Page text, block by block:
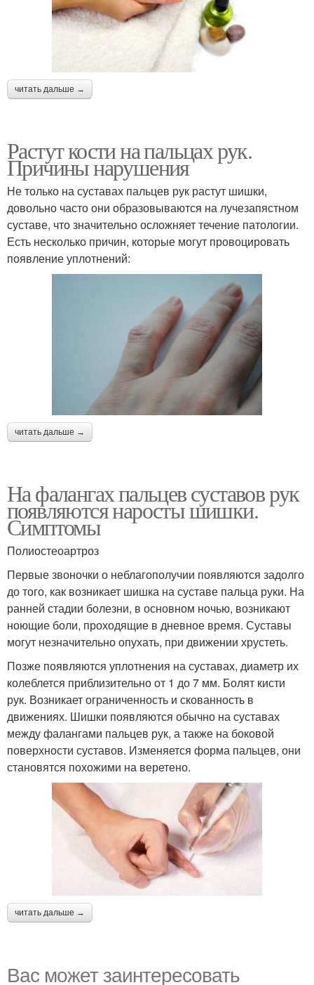
читать дальше →
Растут кости на пальцах рук.
Причины нарушения
Не только на суставах пальцев рук растут шишки,
довольно часто они образовываются на лучезапястном
суставе, что значительно осложняет течение патологии.
Есть несколько причин, которые могут провоцировать
появление уплотнений:
читать дальше →
На фалангах пальцев суставов рук
появляются наросты шишки.
Симптомы
Полиостеоартроз
Первые звоночки о неблагополучии появляются задолго
до того, как возникает шишка на суставе пальца руки. На
ранней стадии болезни, в основном ночью, возникают
ноющие боли, проходящие в дневное время. Суставы
могут незначительно опухать, при движении хрустеть.
Позже появляются уплотнения на суставах, диаметр их
колеблется приблизительно от 1 до 7 мм. Болят кисти
рук. Возникает ограниченность и скованность в
движениях. Шишки появляются обычно на суставах
между фалангами пальцев рук, а также на боковой
поверхности суставов. Изменяется форма пальцев, они
становятся похожими на веретено.
читать дальше →
Вас может заинтересовать